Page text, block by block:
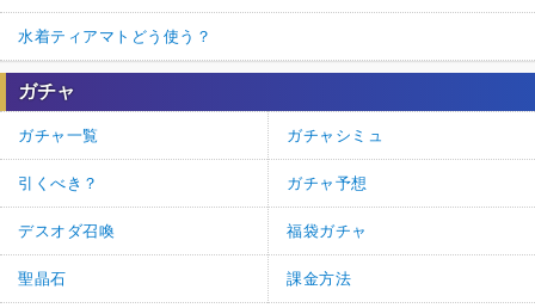
水着ティアマトどう使う？
ガチャ
ガチャ一覧 ガチャシミュ
引くべき？ ガチャ予想
デスオダ召喚 福袋ガチャ
聖晶石 課金方法